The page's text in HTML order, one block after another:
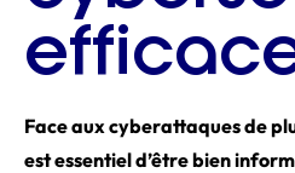
Face aux cyberattaques de
est essentiel d’être bien